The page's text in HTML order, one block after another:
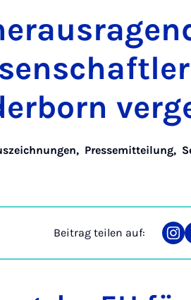
, Pressemitteilung,
Beitrag teilen auf:
auf